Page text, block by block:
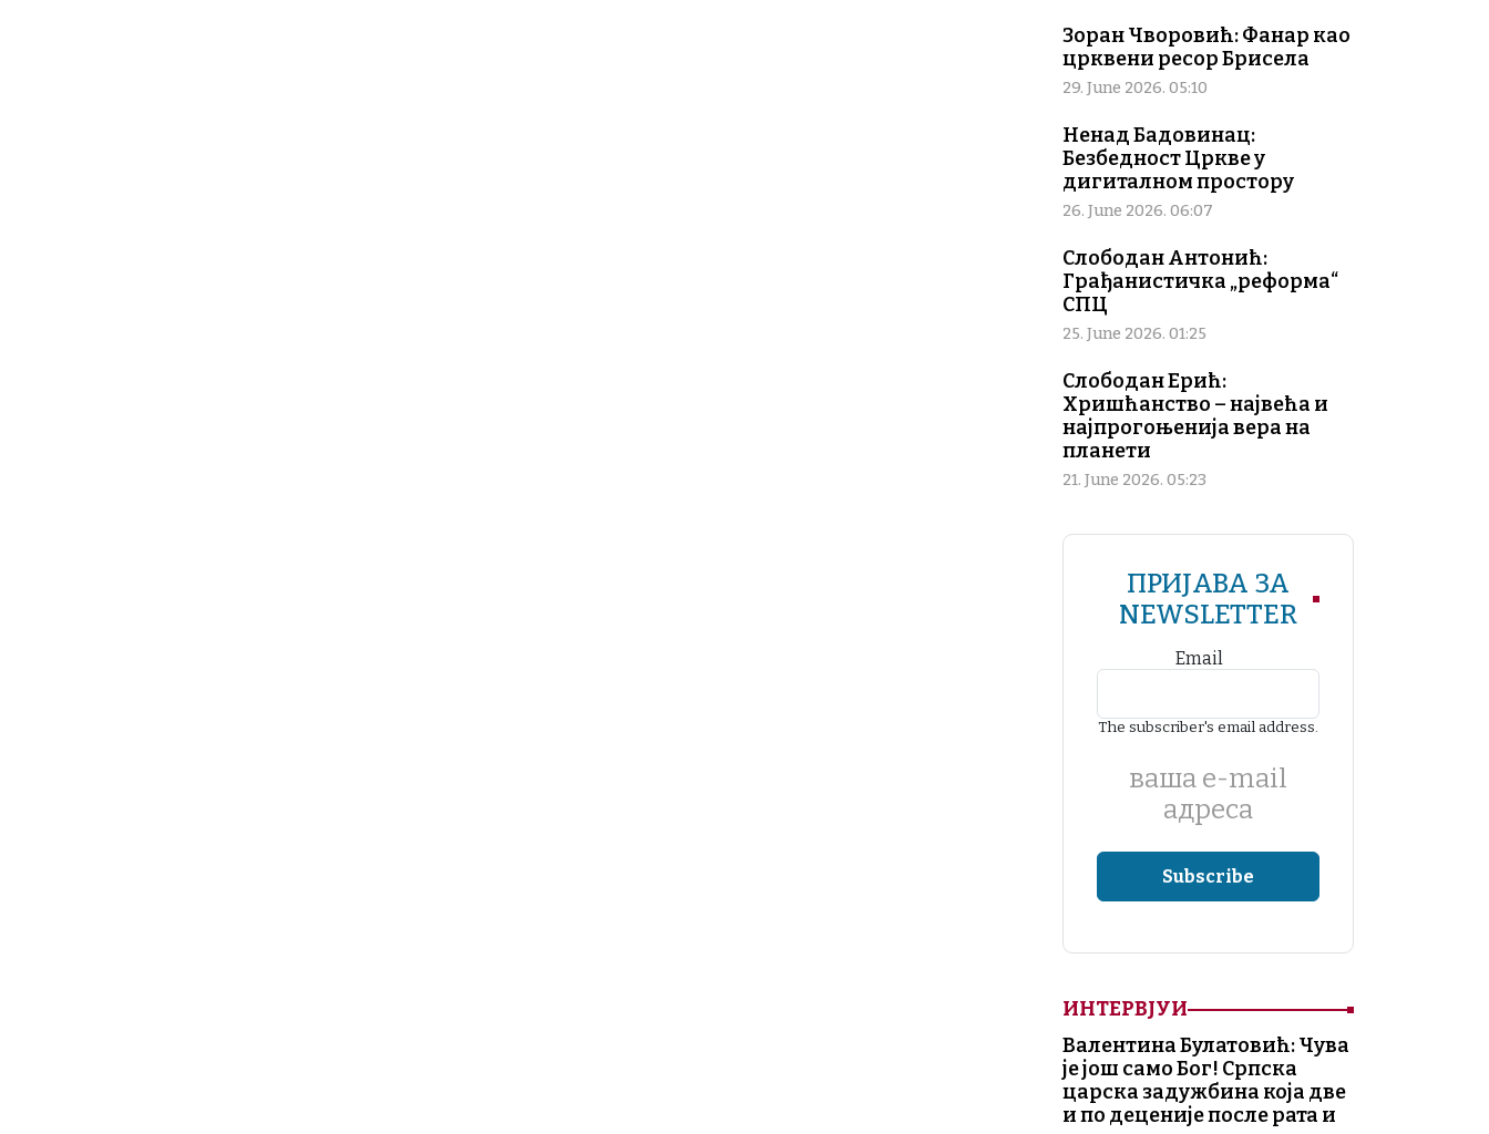
Зоран Чворовић: Фанар као
црквени ресор Брисела
29. June 2026. 05:10
Ненад Бадовинац:
Безбедност Цркве у
дигиталном простору
26. June 2026. 06:07
Слободан Антонић:
Грађанистичка „реформа“
СПЦ
25. June 2026. 01:25
Слободан Ерић:
Хришћанство – највећа и
најпрогоњенија вера на
планети
21. June 2026. 05:23
ПРИЈАВА ЗА
NEWSLETTER
Email
The subscriber's email address.
ваша е-mail
адреса
ИНТЕРВЈУИ
Валентина Булатовић: Чува
је још само Бог! Српска
царска задужбина која две
и по деценије после рата и